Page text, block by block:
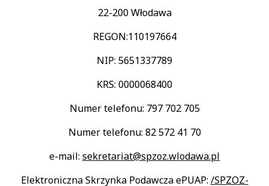
22-200 Włodawa
REGON:110197664
NIP: 5651337789
KRS: 0000068400
Numer telefonu: 797 702 705
Numer telefonu: 82 572 41 70
e-mail: sekretariat@spzoz.wlodawa.pl
Elektroniczna Skrzynka Podawcza ePUAP: /SPZOZ-